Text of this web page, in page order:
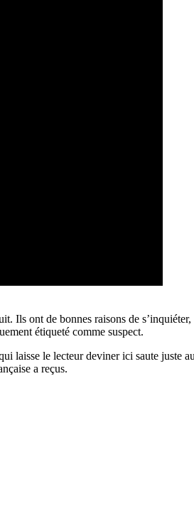
Ils ont de bonnes raisons de
étiqueté comme suspect.
laisse le lecteur deviner ici saute juste
a reçus.